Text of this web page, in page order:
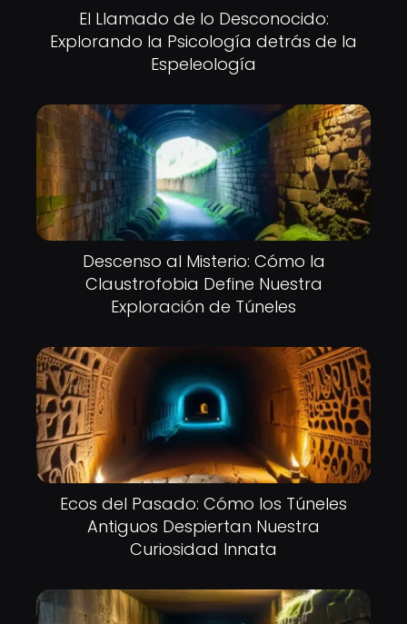
El Llamado de lo Desconocido:
Explorando la Psicología detrás de la
Espeleología
Descenso al Misterio: Cómo la
Claustrofobia Define Nuestra
Exploración de Túneles
Ecos del Pasado: Cómo los Túneles
Antiguos Despiertan Nuestra
Curiosidad Innata